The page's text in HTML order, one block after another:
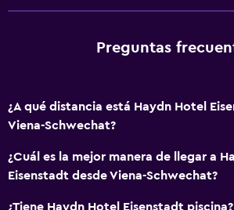
Preguntas
¿A qué distancia está Haydn Hotel
Viena-Schwechat?
¿Cuál es la mejor manera de llegar a
Eisenstadt desde Viena-Schwechat?
¿Tiene Haydn Hotel Eisenstadt piscina?